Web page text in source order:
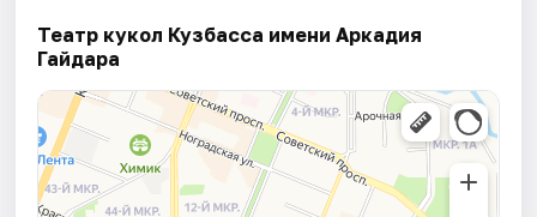
Театр кукол Кузбасса имени Аркадия
Гайдара